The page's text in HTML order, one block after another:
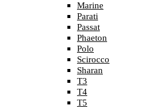
Marine
Parati
Passat
Phaeton
Polo
Scirocco
Sharan
T3
T4
T5